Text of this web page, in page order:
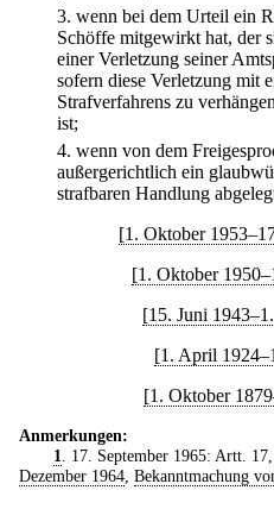
3. wenn bei dem Urteil ein
Schöffe mitgewirkt hat, der
einer Verletzung seiner
sofern diese Verletzung mit
Strafverfahrens zu
ist;
4. wenn von dem
außergerichtlich ein
strafbaren Handlung
[1. Oktober
[1. Oktober
[15. Juni
[1. April
[1. Oktober
Anmerkungen:
1. 17. September 1965: Artt.
Dezember 1964, Bekanntmachung